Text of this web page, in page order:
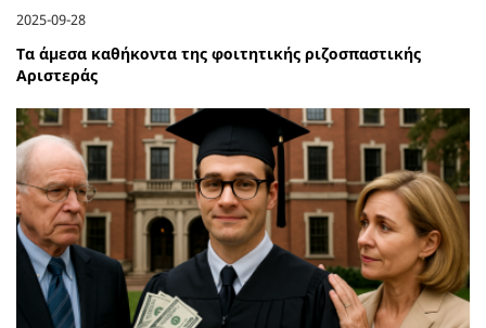
2025-09-28
Τα άμεσα καθήκοντα της φοιτητικής ριζοσπαστικής
Αριστεράς